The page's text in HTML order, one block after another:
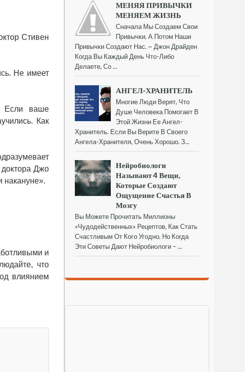
Стивен
Не имеет
Если ваше
Как
доктора Джо
накануне».
и
что
влиянием
МЕНЯЯ ПРИВЫЧКИ
МЕНЯЕМ ЖИЗНЬ
Сначала Мы Создаем Свои
Привычки, А Потом Наши
Привычки Создают Нас. ~ Джон Драйден
Когда Вы Каждый День Что-Либо
Делаете, Со ...
АНГЕЛ-ХРАНИТЕЛЬ
Многие Люди Верят, Что
Душе Человека Помогает В
Этой Жизни Ее Ангел-
Хранитель. Если Вы Верите В Своего
Ангела-Хранителя, Очень Хорошо. З...
Нейробиологи
Называют 4 Вещи,
Которые Создают
Ощущение Счастья В
Мозгу
Вы Можете Прочитать Миллионы
«чудодейственных» Рецептов, Как Стать
Счастливым От Кого Угодно. Но Когда
Эти Советы Дают Нейробиологи – ...